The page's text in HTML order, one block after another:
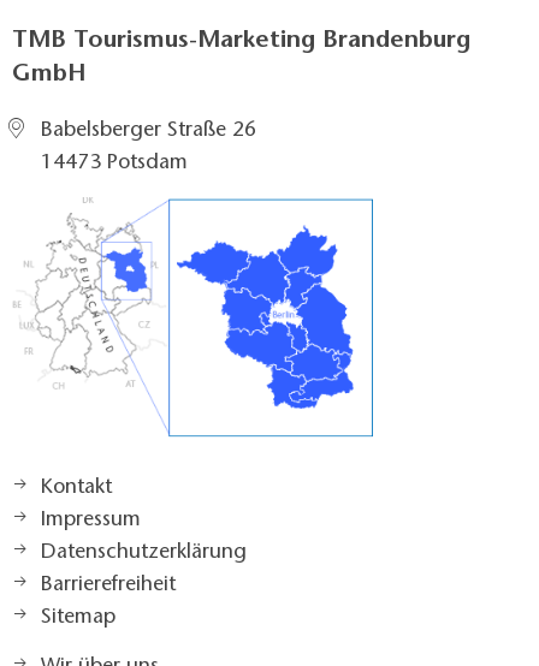
TMB Tourismus-Marketing Brandenburg
GmbH
Babelsberger Straße 26
14473 Potsdam
Kontakt
Impressum
Datenschutzerklärung
Barrierefreiheit
Sitemap